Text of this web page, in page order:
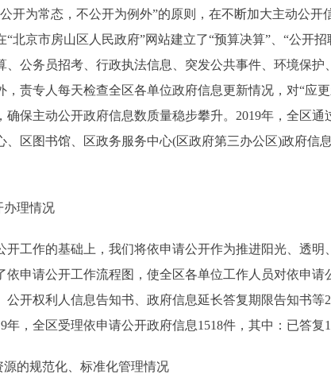
为常态，不公开为例外”的原则，在不断加大主动公开
“北京市房山区人民政府”网站建立了“预算决算”、“公开
、公务员招考、行政执法信息、突发公共事件、环境保
，责专人每天检查全区各单位政府信息更新情况，对“应
确保主动公开政府信息数质量稳步攀升。2019年，全区
、区图书馆、区政务服务中心(区政府第三办公区)政府信
理情况
作的基础上，我们将依申请公开作为推进阳光、透明
依申请公开工作流程图，使全区各单位工作人员对依申
公开权利人信息告知书、政府信息延长答复期限告知书
年，全区受理依申请公开政府信息1518件，其中：已答复
的规范化、标准化管理情况